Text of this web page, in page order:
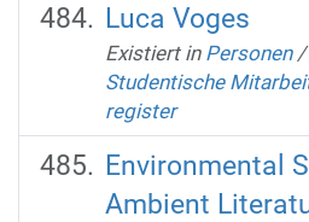
Luca Voges
Existiert in Personen /
Studentische
register
Environmental
Ambient